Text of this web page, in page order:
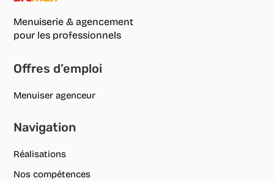
Menuiserie & agencement
pour les professionnels
Offres d’emploi
Menuiser agenceur
Navigation
Réalisations
Nos compétences